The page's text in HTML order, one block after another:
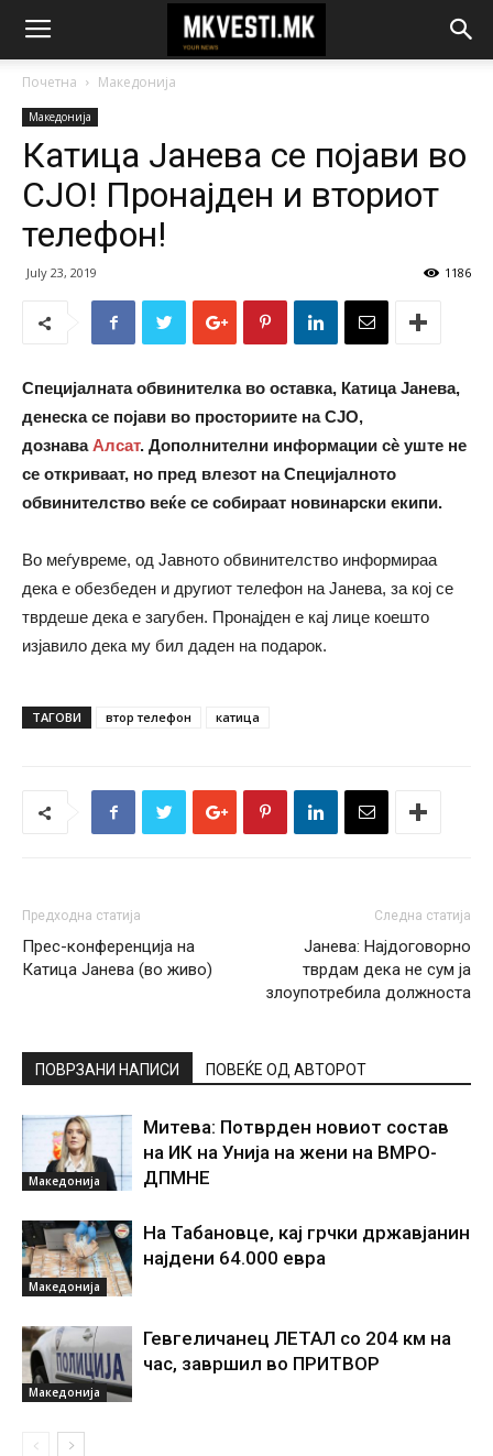
Почетна Македонија
Македонија
Катица Јанева се појави во
СЈО! Пронајден и вториот
телефон!
July 23, 2019 1186
Специјалната обвинителка во оставка, Катица Јанева,
денеска се појави во просториите на СЈО,
дознава Алсат. Дополнителни информации сѐ уште не
се откриваат, но пред влезот на Специјалното
обвинителство веќе се собираат новинарски екипи.
Во меѓувреме, од Јавното обвинителство информираа
дека е обезбеден и другиот телефон на Јанева, за кој се
тврдеше дека е загубен. Пронајден е кај лице коешто
изјавило дека му бил даден на подарок.
ТАГОВИ втор телефон катица
Предходна статија
Прес-конференција на
Катица Јанева (во живо)
Следна статија
Јанева: Најдоговорно
тврдам дека не сум ја
злоупотребила должноста
ПОВРЗАНИ НАПИСИ ПОВЕЌЕ ОД АВТОРОТ
Македонија
Митева: Потврден новиот состав
на ИК на Унија на жени на ВМРО-
ДПМНЕ
Македонија
На Табановце, кај грчки државјанин
најдени 64.000 евра
Македонија
Гевгеличанец ЛЕТАЛ со 204 км на
час, завршил во ПРИТВОР